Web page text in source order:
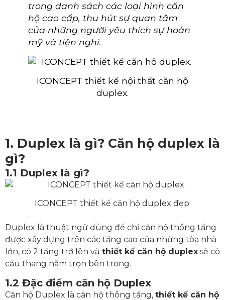
trong danh sách các loại hình căn
hộ cao cấp, thu hút sự quan tâm
của những người yêu thích sự hoàn
mỹ và tiện nghi.
ICONCEPT thiết kế nội thất căn hộ
duplex.
1. Duplex là gì? Căn hộ duplex là
gì?
1.1 Duplex là gì?
ICONCEPT thiết kế căn hộ duplex đẹp.
Duplex là thuật ngữ dùng để chỉ căn hộ thông tầng
được xây dựng trên các tầng cao của những tòa nhà
lớn, có 2 tầng trở lên và thiết kế căn hộ duplex sẽ có
cầu thang nằm trọn bên trong.
1.2 Đặc điểm căn hộ Duplex
Căn hộ Duplex là căn hộ thông tầng, thiết kế căn hộ